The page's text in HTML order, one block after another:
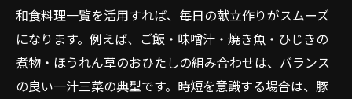
和食料理一覧を活用すれば、毎日の献立作りがスムーズ
になります。例えば、ご飯・味噌汁・焼き魚・ひじきの
煮物・ほうれん草のおひたしの組み合わせは、バランス
の良い一汁三菜の典型です。時短を意識する場合は、豚